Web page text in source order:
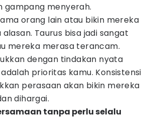
gampang menyerah.
orang lain atau bikin mereka
Taurus bisa jadi sangat
mereka merasa terancam.
dengan tindakan nyata
prioritas kamu. Konsistensi
perasaan akan bikin mereka
dihargai.
tanpa perlu selalu